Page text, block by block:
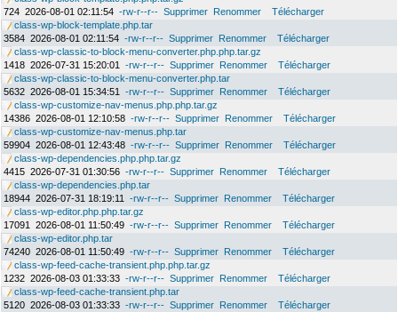
724 2026-08-01 02:11:54 -rw-r--r-- Supprimer Renommer
Télécharger
class-wp-block-template.php.tar
3584 2026-08-01 02:11:54 -rw-r--r-- Supprimer Renommer
Télécharger
class-wp-classic-to-block-menu-converter.php.php.tar.gz
1418 2026-07-31 15:20:01 -rw-r--r-- Supprimer Renommer
Télécharger
class-wp-classic-to-block-menu-converter.php.tar
5632 2026-08-01 15:34:51 -rw-r--r-- Supprimer Renommer
Télécharger
class-wp-customize-nav-menus.php.php.tar.gz
14386 2026-08-01 12:10:58 -rw-r--r-- Supprimer Renommer
Télécharger
class-wp-customize-nav-menus.php.tar
59904 2026-08-01 12:43:48 -rw-r--r-- Supprimer Renommer
Télécharger
class-wp-dependencies.php.php.tar.gz
4415 2026-07-31 01:30:56 -rw-r--r-- Supprimer Renommer
Télécharger
class-wp-dependencies.php.tar
18944 2026-07-31 18:19:11 -rw-r--r-- Supprimer Renommer
Télécharger
class-wp-editor.php.php.tar.gz
17091
2026-08-01 11:50:49 -rw-r--r-- Supprimer Renommer
Télécharger
class-wp-editor.php.tar
74240 2026-08-01 11:50:49 -rw-r--r-- Supprimer Renommer
Télécharger
class-wp-feed-cache-transient.php.php.tar.gz
1232 2026-08-03 01:33:33 -rw-r--r-- Supprimer Renommer
Télécharger
class-wp-feed-cache-transient.php.tar
5120 2026-08-03 01:33:33 -rw-r--r-- Supprimer Renommer
Télécharger